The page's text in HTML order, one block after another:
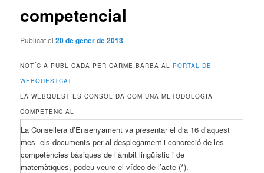
competencial
Publicat el20 de gener de 2013
NOTÍCIA PUBLICADA PER CARME BARBA AL PORTAL DE
WEBQUESTCAT:
LA WEBQUEST ES CONSOLIDA COM UNA METODOLOGIA
COMPETENCIAL
La Consellera d’Ensenyament va presentar el dia 16 d’aquest
mes els documents per al desplegament i concreció de les
competències bàsiques de l’àmbit lingüístic i de
matemàtiques, podeu veure el vídeo de l’acte (*).